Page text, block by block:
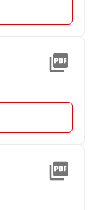
picture_as_pdf
picture_as_pdf